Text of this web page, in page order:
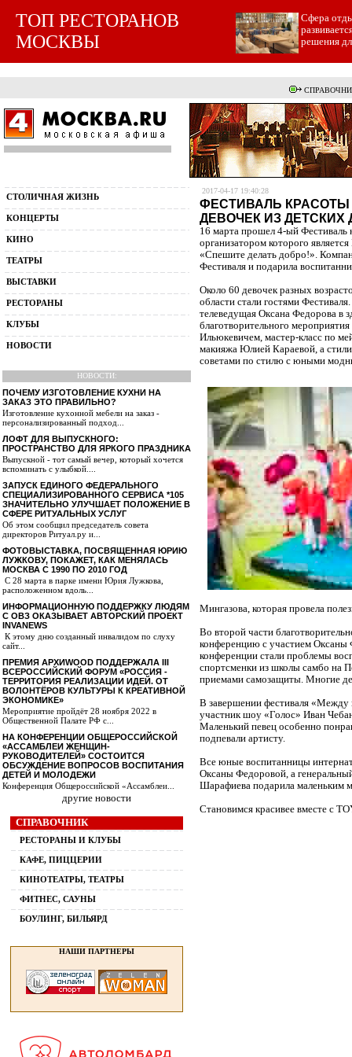
ТОП РЕСТОРАНОВ
МОСКВЫ
Cфера
решения
СТОЛИЧНАЯ ЖИЗНЬ
КОНЦЕРТЫ
КИНО
ТЕАТРЫ
ВЫСТАВКИ
РЕСТОРАНЫ
КЛУБЫ
НОВОСТИ
НОВОСТИ:
ПОЧЕМУ ИЗГОТОВЛЕНИЕ КУХНИ НА
ЗАКАЗ ЭТО ПРАВИЛЬНО?
Изготовление кухонной мебели на заказ -
персонализированный подход...
ЛОФТ ДЛЯ ВЫПУСКНОГО:
ПРОСТРАНСТВО ДЛЯ ЯРКОГО ПРАЗДНИКА
Выпускной - тот самый вечер, который хочется
вспоминать с улыбкой....
ЗАПУСК ЕДИНОГО ФЕДЕРАЛЬНОГО
СПЕЦИАЛИЗИРОВАННОГО СЕРВИСА *105
ЗНАЧИТЕЛЬНО УЛУЧШАЕТ ПОЛОЖЕНИЕ В
СФЕРЕ РИТУАЛЬНЫХ УСЛУГ
Об этом сообщил председатель совета
директоров Ритуал.ру и...
ФОТОВЫСТАВКА, ПОСВЯЩЕННАЯ ЮРИЮ
ЛУЖКОВУ, ПОКАЖЕТ, КАК МЕНЯЛАСЬ
МОСКВА С 1990 ПО 2010 ГОД
С 28 марта в парке имени Юрия Лужкова,
расположенном вдоль...
ИНФОРМАЦИОННУЮ ПОДДЕРЖКУ ЛЮДЯМ
С ОВЗ ОКАЗЫВАЕТ АВТОРСКИЙ ПРОЕКТ
INVANEWS
К этому дню созданный инвалидом по слуху
сайт...
ПРЕМИЯ АРХИWOOD ПОДДЕРЖАЛА III
ВСЕРОССИЙСКИЙ ФОРУМ «РОССИЯ -
ТЕРРИТОРИЯ РЕАЛИЗАЦИИ ИДЕЙ. ОТ
ВОЛОНТЁРОВ КУЛЬТУРЫ К КРЕАТИВНОЙ
ЭКОНОМИКЕ»
Мероприятие пройдёт 28 ноября 2022 в
Общественной Палате РФ с...
НА КОНФЕРЕНЦИИ ОБЩЕРОССИЙСКОЙ
«АССАМБЛЕИ ЖЕНЩИН-
РУКОВОДИТЕЛЕЙ» СОСТОИТСЯ
ОБСУЖДЕНИЕ ВОПРОСОВ ВОСПИТАНИЯ
ДЕТЕЙ И МОЛОДЕЖИ
Конференция Общероссийской «Ассамблеи...
другие новости
СПРАВОЧНИК
РЕСТОРАНЫ И КЛУБЫ
КАФЕ, ПИЦЦЕРИИ
КИНОТЕАТРЫ, ТЕАТРЫ
ФИТНЕС, САУНЫ
БОУЛИНГ, БИЛЬЯРД
НАШИ ПАРТНЕРЫ
2017-04-17 19:40:28
ФЕСТИВАЛЬ КРАСОТЫ
ДЕВОЧЕК ИЗ
16 марта прошел 4-ый
организатором которого
«Спешите делать добро!».
Фестиваля и подарила
Около 60 девочек разных
области стали гостями
телеведущая Оксана Федорова в
благотворительного
Ильюкевичем, мастер-класс по
макияжа Юлией Караевой, а
советами по стилю с юными
Мингазова, которая провела
Во второй части
конференцию с участием
конференции стали проблемы
спортсменки из школы самбо на
приемами самозащиты. Многие
В завершении фестиваля «Между
участник шоу «Голос» Иван
Маленький певец особенно
подпевали артисту.
Все юные воспитанницы
Оксаны Федоровой, а
Шарафиева подарила маленьким
Становимся красивее вместе с